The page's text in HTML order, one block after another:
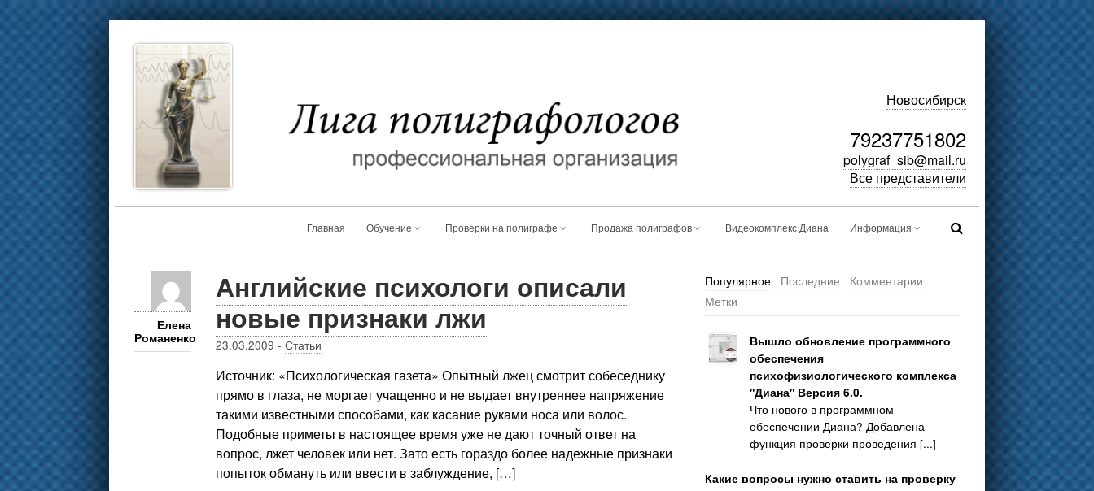
Новосибирск
79237751802
polygraf_sib@mail.ru
Все представители
Главная Обучение Проверки на полиграфе Продажа полиграфов Видеокомплекс Диана Информация
Елена
Романенко
Английские психологи описали
новые признаки лжи
23.03.2009 -Статьи
Источник: «Психологическая газета» Опытный лжец смотрит собеседнику
прямо в глаза, не моргает учащенно и не выдает внутреннее напряжение
такими известными способами, как касание руками носа или волос.
Подобные приметы в настоящее время уже не дают точный ответ на
вопрос, лжет человек или нет. Зато есть гораздо более надежные признаки
попыток обмануть или ввести в заблуждение, […]
Популярное Последние
Комментарии
Метки
Вышло обновление программного
обеспечения
психофизиологического комплекса
"Диана" Версия 6.0.
Что нового в программном
обеспечении Диана? Добавлена
функция проверки проведения [...]
Какие вопросы нужно ставить на проверку